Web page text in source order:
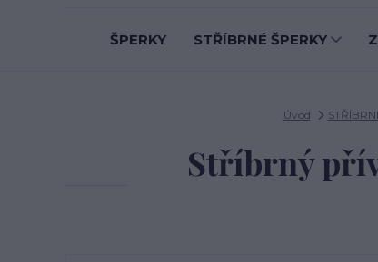
ŠPERKY STŘÍBRNÉ ŠPERKY
Úvod
Stříbrný